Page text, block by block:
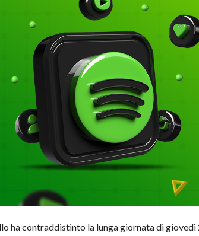
ha contraddistinto la lunga giornata di